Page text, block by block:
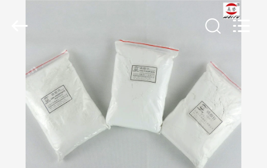
HAUSE
PRODUKTE
VIDEOS
Reserved.